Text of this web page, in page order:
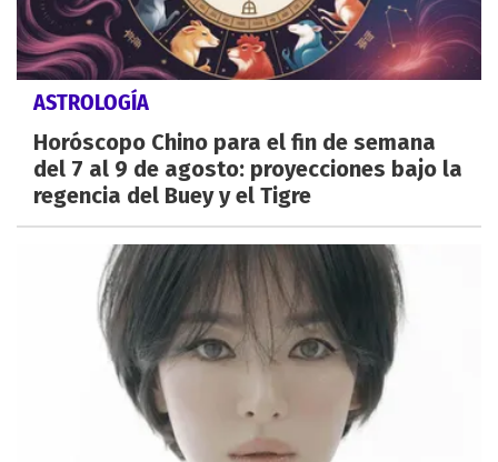
ASTROLOGÍA
Horóscopo Chino para el fin de semana
del 7 al 9 de agosto: proyecciones bajo la
regencia del Buey y el Tigre